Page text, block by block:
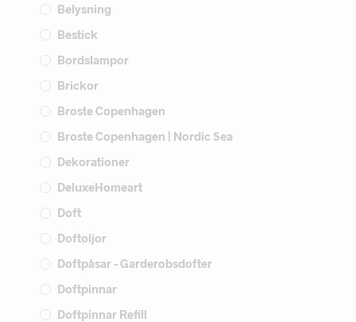
Belysning
Bestick
Bordslampor
Brickor
Broste Copenhagen
Broste Copenhagen | Nordic Sea
Dekorationer
DeluxeHomeart
Doft
Doftoljor
Doftpåsar - Garderobsdofter
Doftpinnar
Doftpinnar Refill